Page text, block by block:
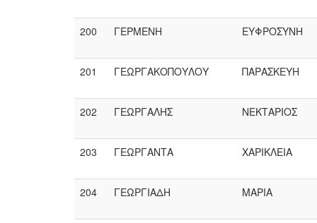
200 ΓΕΡΜΕΝΗ ΕΥΦΡΟΣΥΝΗ
201 ΓΕΩΡΓΑΚΟΠΟΥΛΟΥ ΠΑΡΑΣΚΕΥΗ
202 ΓΕΩΡΓΑΛΗΣ ΝΕΚΤΑΡΙΟΣ
203 ΓΕΩΡΓΑΝΤΑ ΧΑΡΙΚΛΕΙΑ
204 ΓΕΩΡΓΙΑΔΗ ΜΑΡΙΑ